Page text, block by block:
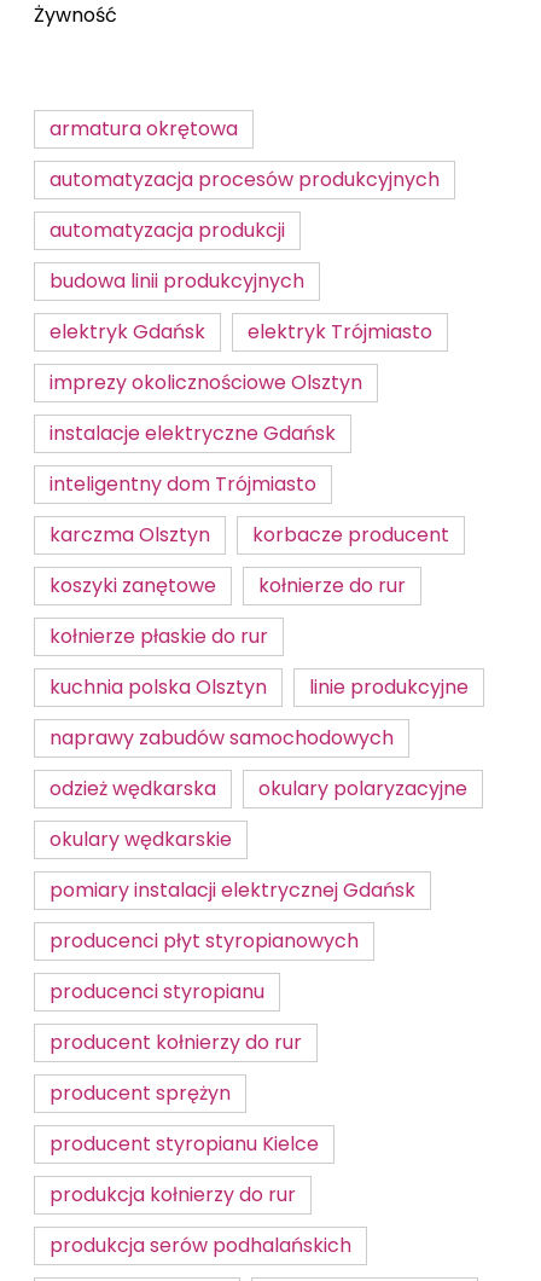
Żywność
armatura okrętowa
automatyzacja procesów produkcyjnych
automatyzacja produkcji
budowa linii produkcyjnych
elektryk Gdańsk
elektryk Trójmiasto
imprezy okolicznościowe Olsztyn
instalacje elektryczne Gdańsk
inteligentny dom Trójmiasto
karczma Olsztyn
korbacze producent
koszyki zanętowe
kołnierze do rur
kołnierze płaskie do rur
kuchnia polska Olsztyn
linie produkcyjne
naprawy zabudów samochodowych
odzież wędkarska
okulary polaryzacyjne
okulary wędkarskie
pomiary instalacji elektrycznej Gdańsk
producenci płyt styropianowych
producenci styropianu
producent kołnierzy do rur
producent sprężyn
producent styropianu Kielce
produkcja kołnierzy do rur
produkcja serów podhalańskich